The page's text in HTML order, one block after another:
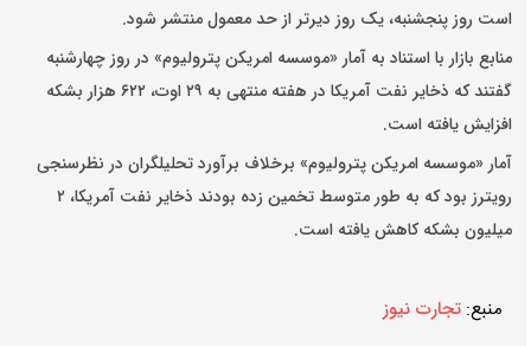
است روز پنجشنبه، یک روز دیرتر از حد معمول منتشر شود.
منابع بازار با استناد به آمار «موسسه امریکن پترولیوم» در روز چهارشنبه
گفتند که ذخایر نفت آمریکا در هفته منتهی به ۲۹ اوت، ۶۲۲ هزار بشکه
افزایش یافته است.
آمار «موسسه امریکن پترولیوم» برخلاف برآورد تحلیلگران در نظرسنجی
رویترز بود که به طور متوسط ​​تخمین زده بودند ذخایر نفت آمریکا، ۲
میلیون بشکه کاهش یافته است.
منبع: تجارت نیوز